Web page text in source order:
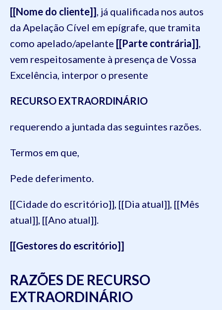
[[Nome do cliente]] , já qualificada nos autos
da Apelação Cível em epígrafe, que tramita
como apelado/apelante [[Parte contrária]]
vem respeitosamente à presença de Vossa
Excelência, interpor o presente
RECURSO EXTRAORDINÁRIO
requerendo a juntada das seguintes razões.
Termos em que,
Pede deferimento.
[[Cidade do escritório]], [[Dia atual]], [[Mês
atual]], [[Ano atual]].
[[Gestores do escritório]]
RAZÕES DE RECURSO
EXTRAORDINÁRIO